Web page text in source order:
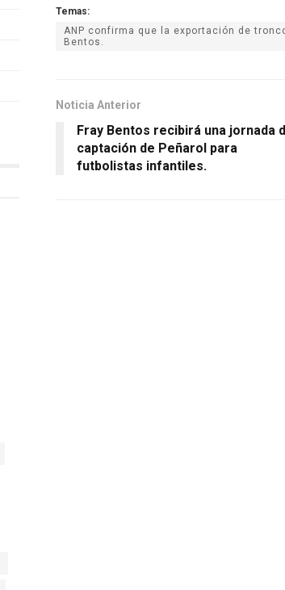
Temas:
ANP confirma que la exportación de
Bentos.
Noticia Anterior
Fray Bentos recibirá una jornada
captación de Peñarol para
futbolistas infantiles.